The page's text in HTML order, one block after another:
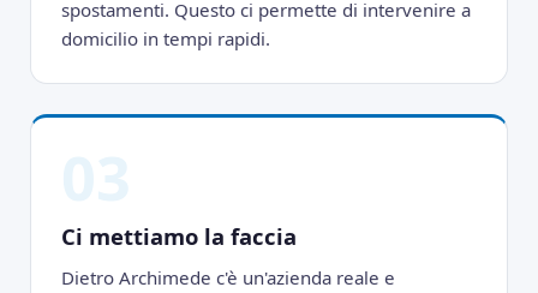
spostamenti. Questo ci permette di intervenire a
domicilio in tempi rapidi.
Ci mettiamo la faccia
Dietro Archimede c'è un'azienda reale e